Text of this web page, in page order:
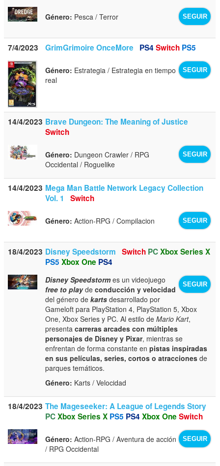
SEGUIR
Género: Pesca / Terror
7/4/2023 GrimGrimoire OnceMore PS4 Switch PS5
SEGUIR
Género: Estrategia / Estrategia en tiempo
real
14/4/2023 Brave Dungeon: The Meaning of Justice
Switch
SEGUIR
Género: Dungeon Crawler / RPG
Occidental / Roguelike
14/4/2023 Mega Man Battle Network Legacy Collection
Vol. 1
Switch
SEGUIR
Género: Action-RPG / Compilacion
18/4/2023 Disney Speedstorm Switch PCXbox Series X
PS5 Xbox One PS4
SEGUIR
Disney Speedstormes un videojuego
free to playdeconducción y velocidad
del género dekarts desarrollado por
Gameloft para PlayStation 4, PlayStation 5, Xbox
One, Xbox Series y PC. Al estilo deMario Kart,
presentacarreras arcades con múltiples
personajes de Disney y Pixar, mientras se
enfrentan de forma constante enpistas inspiradas
en sus películas, series, cortos o atracciones de
parques temáticos.
Género: Karts / Velocidad
18/4/2023 The Mageseeker: A League of Legends Story
PCXbox Series X PS5 PS4 Xbox One Switch
SEGUIR
Género: Action-RPG / Aventura de acción
/ RPG Occidental